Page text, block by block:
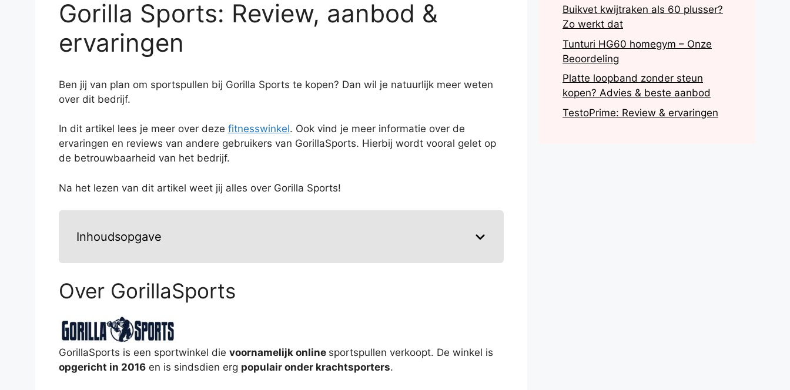
Gorilla Sports: Review, aanbod &
ervaringen
Ben jij van plan om sportspullen bij Gorilla Sports te kopen? Dan wil je natuurlijk meer weten
over dit bedrijf.
In dit artikel lees je meer over deze fitnesswinkel. Ook vind je meer informatie over de
ervaringen en reviews van andere gebruikers van GorillaSports. Hierbij wordt vooral gelet op
de betrouwbaarheid van het bedrijf.
Na het lezen van dit artikel weet jij alles over Gorilla Sports!
Inhoudsopgave
Over GorillaSports
GorillaSports is een sportwinkel die voornamelijk online sportspullen verkoopt. De winkel is
opgericht in 2016en is sindsdien erg populair onder krachtsporters.
Buikvet kwijtraken als 60 plusser?
Zo werkt dat
Tunturi HG60 homegym – Onze
Beoordeling
Platte loopband zonder steun
kopen? Advies & beste aanbod
TestoPrime: Review & ervaringen